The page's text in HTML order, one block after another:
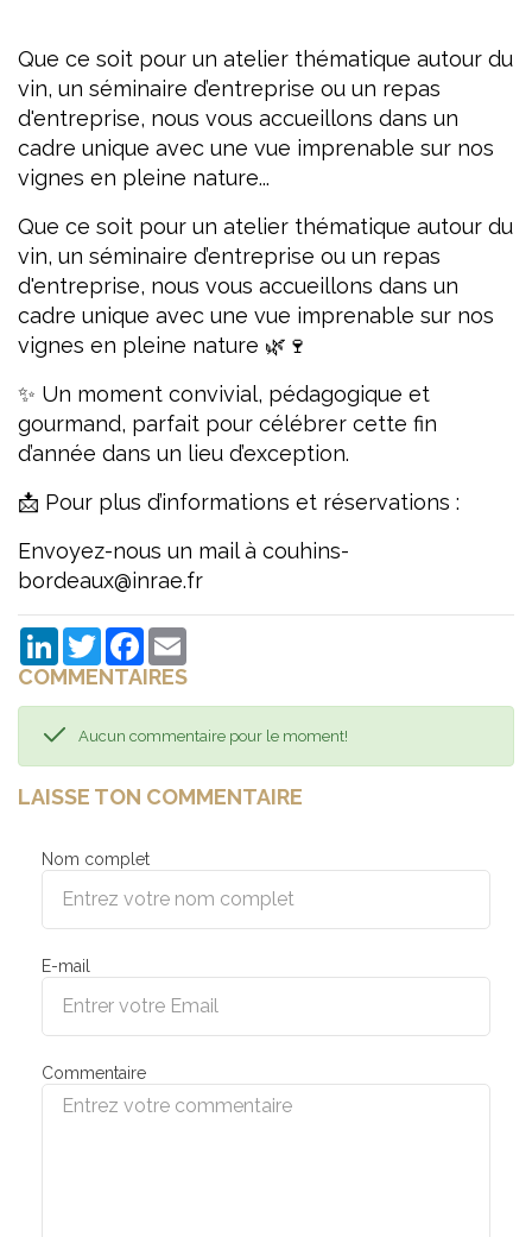
Que ce soit pour un atelier thématique autour du
vin, un séminaire d’entreprise ou un repas
d'entreprise, nous vous accueillons dans un
cadre unique avec une vue imprenable sur nos
vignes en pleine nature...
Que ce soit pour un atelier thématique autour du
vin, un séminaire d’entreprise ou un repas
d'entreprise, nous vous accueillons dans un
cadre unique avec une vue imprenable sur nos
vignes en pleine nature 🌿🍷
✨ Un moment convivial, pédagogique et
gourmand, parfait pour célébrer cette fin
d’année dans un lieu d’exception.
📩 Pour plus d’informations et réservations :
Envoyez-nous un mail à couhins-
bordeaux@inrae.fr
LinkedInTwitterFacebook
COMMENTAIRES
Aucun commentaire pour le moment!
LAISSE TON COMMENTAIRE
Nom complet
E-mail
Commentaire